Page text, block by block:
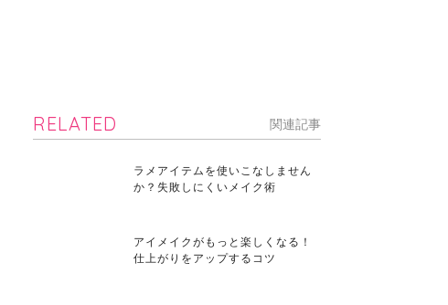
RELATED 関連記事
ラメアイテムを使いこなしません
か？失敗しにくいメイク術
アイメイクがもっと楽しくなる！
仕上がりをアップするコツ